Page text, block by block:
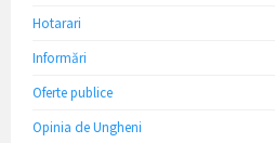
Hotarari
Informări
Oferte publice
Opinia de Ungheni